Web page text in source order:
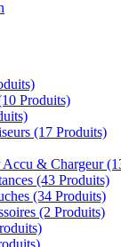
Produits)
(17 Produits)
Accu & Chargeur
(43 Produits)
(34 Produits)
(2 Produits)